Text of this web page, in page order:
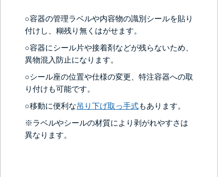
○容器の管理ラベルや内容物の識別シールを貼り
付けし、糊残り無くはがせます。
○容器にシール片や接着剤などが残らないため、
異物混入防止になります。
○シール座の位置や仕様の変更、特注容器への取
り付けも可能です。
○移動に便利な吊り下げ取っ手式もあります。
※ラベルやシールの材質により剥がれやすさは
異なります。